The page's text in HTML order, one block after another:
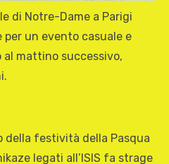
di Notre-Dame a Parigi
per un evento casuale e
mattino successivo,
della festività della Pasqua
legati all’ISIS fa strage